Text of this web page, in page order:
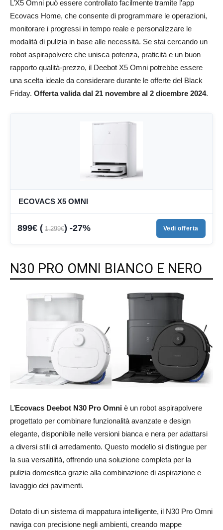
L’X5 Omni può essere controllato facilmente tramite l’app
Ecovacs Home, che consente di programmare le operazioni,
monitorare i progressi in tempo reale e personalizzare le
modalità di pulizia in base alle necessità. Se stai cercando un
robot aspirapolvere che unisca potenza, praticità e un buon
rapporto qualità-prezzo, il Deebot X5 Omni potrebbe essere
una scelta ideale da considerare durante le offerte del Black
Friday. Offerta valida dal 21 novembre al 2 dicembre 2024.
ECOVACS X5 OMNI
899€ ( 1.299€) -27% Vedi offerta
N30 PRO OMNI BIANCO E NERO
L’Ecovacs Deebot N30 Pro Omni è un robot aspirapolvere
progettato per combinare funzionalità avanzate e design
elegante, disponibile nelle versioni bianca e nera per adattarsi
a diversi stili di arredamento. Questo modello si distingue per
la sua versatilità, offrendo una soluzione completa per la
pulizia domestica grazie alla combinazione di aspirazione e
lavaggio dei pavimenti.
Dotato di un sistema di mappatura intelligente, il N30 Pro Omni
naviga con precisione negli ambienti, creando mappe